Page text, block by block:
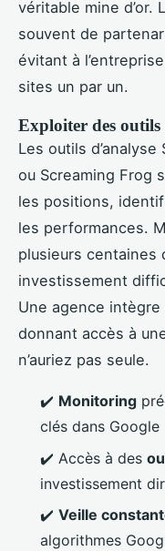
véritable mine d’or.
souvent de
évitant à
sites un par un.
Exploiter des outils
Les outils d’analyse
ou Screaming Frog
les positions,
les performances.
plusieurs centaines
investissement
Une agence
donnant accès à
n’auriez pas seule.
✔️ Monitoring
clés dans Google
✔️ Accès à des
investissement
✔️ Veille
algorithmes